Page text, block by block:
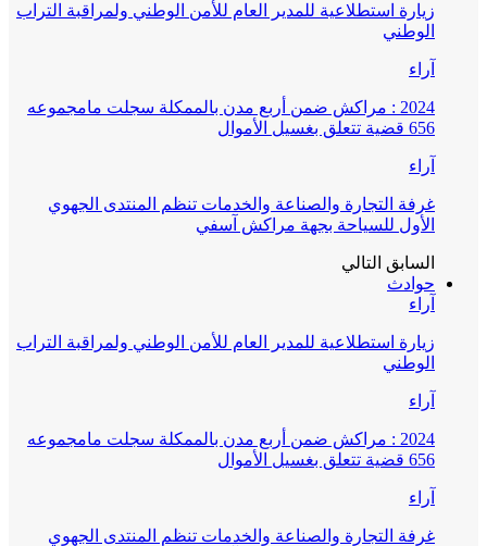
زيارة استطلاعية للمدير العام للأمن الوطني ولمراقبة التراب
الوطني
2024 : مراكش ضمن أربع مدن بالممكلة سجلت مامجموعه
غرفة التجارة والصناعة والخدمات تنظم المنتدى الجهوي
الأول للسياحة بجهة مراكش آسفي
السابقالتالي
حوادث
زيارة استطلاعية للمدير العام للأمن الوطني ولمراقبة التراب
الوطني
2024 : مراكش ضمن أربع مدن بالممكلة سجلت مامجموعه
غرفة التجارة والصناعة والخدمات تنظم المنتدى الجهوي